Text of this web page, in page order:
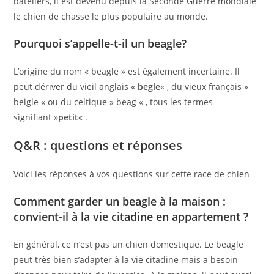
le chien de chasse le plus populaire au monde.
Pourquoi s’appelle-t-il un beagle?
L’origine du nom « beagle » est également incertaine. Il
peut dériver du vieil anglais « begle« , du vieux français »
beigle « ou du celtique » beag « , tous les termes
signifiant »petit« .
Q&R : questions et réponses
Voici les réponses à vos questions sur cette race de chien
Comment garder un beagle à la maison :
convient-il à la vie citadine en appartement ?
En général, ce n’est pas un chien domestique. Le beagle
peut très bien s’adapter à la vie citadine mais a besoin